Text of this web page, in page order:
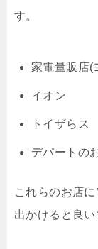
す。
家電量販店(
イオン
トイザらス
デパートの
これらのお店
出かけると良い